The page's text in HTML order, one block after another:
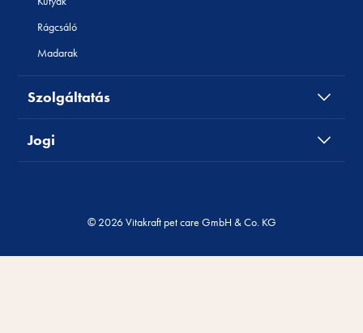
Rágcsáló
Madarak
Szolgáltatás
Jogi
© 2026 Vitakraft pet care GmbH & Co. KG